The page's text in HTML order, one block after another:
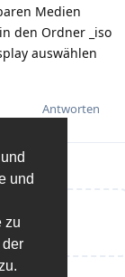
und
zu
Medien
den Ordner _iso
auswählen
Antworten